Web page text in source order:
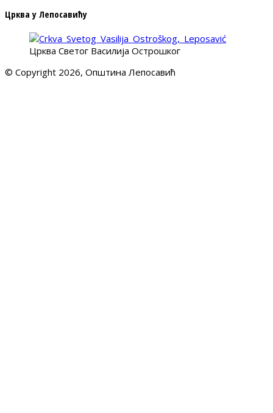
Црква у Лепосавићу
Црква Светог Василија Острошког
© Copyright 2026, Општина Лепосавић